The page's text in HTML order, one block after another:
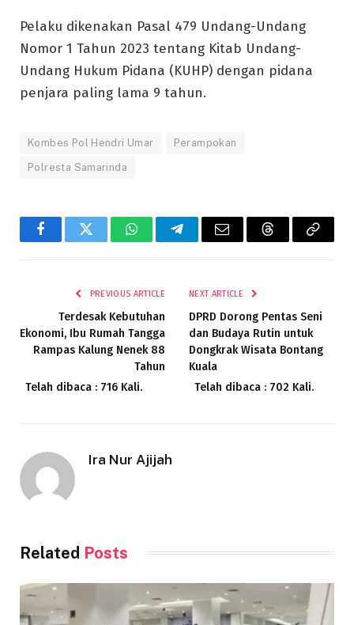
Pelaku dikenakan Pasal 479 Undang-Undang
Nomor 1 Tahun 2023 tentang Kitab Undang-
Undang Hukum Pidana (KUHP) dengan pidana
penjara paling lama 9 tahun.
Kombes Pol Hendri Umar Perampokan
Polresta Samarinda
FacebookTwitter WhatsAppTelegramEmail ThreadsCopy
PREVIOUS ARTICLE
Terdesak Kebutuhan
Ekonomi, Ibu Rumah Tangga
Rampas Kalung Nenek 88
Tahun
Telah dibaca : 716 Kali.
NEXT ARTICLE
DPRD Dorong Pentas Seni
dan Budaya Rutin untuk
Dongkrak Wisata Bontang
Kuala
Telah dibaca : 702 Kali.
Ira Nur Ajijah
Related Posts